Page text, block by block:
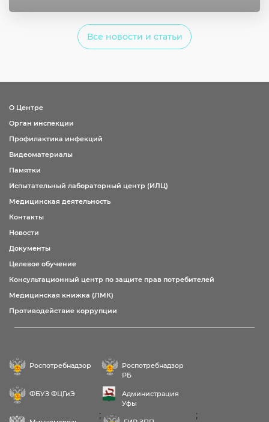
Все новости и статьи
О Центре
Орган инспекции
Профилактика инфекций
Видеоматериалы
Памятки
Испытательный лабораторный центр (ИЛЦ)
Медицинская деятельность
Контакты
Новости
Документы
Целевое обучение
Консультационный центр по защите прав потребителей
Медицинская книжка (ЛМК)
Противодействие коррупции
Роспотребнадзор
Роспотребнадзор
РБ
ФБУЗ ФЦГиЭ
Администрация
Уфы
; ;